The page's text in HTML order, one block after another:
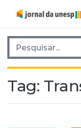
Pesquisar por:
Tag: